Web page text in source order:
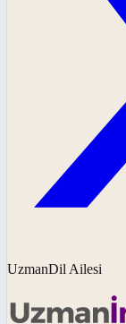
UzmanDil Ailesi